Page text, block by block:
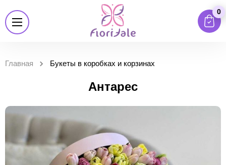
0
Главная Букеты в коробках и корзинах
Антарес